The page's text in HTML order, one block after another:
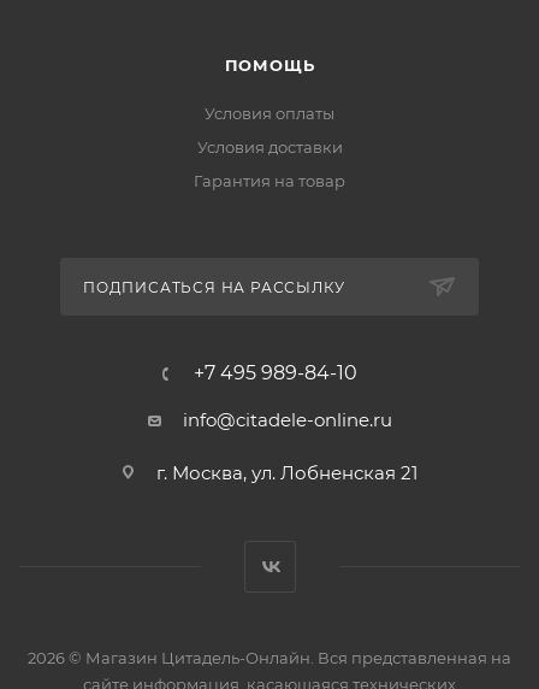
ПОМОЩЬ
Условия оплаты
Условия доставки
Гарантия на товар
ПОДПИСАТЬСЯ НА РАССЫЛКУ
+7 495 989-84-10
info@citadele-online.ru
г. Москва, ул. Лобненская 21
2026 © Магазин Цитадель-Онлайн. Вся представленная на
сайте информация, касающаяся технических